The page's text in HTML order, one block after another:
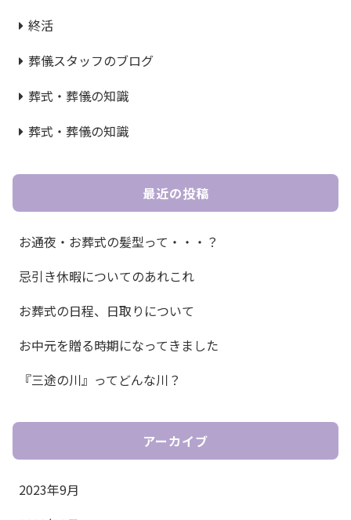
終活
葬儀スタッフのブログ
葬式・葬儀の知識
葬式・葬儀の知識
最近の投稿
お通夜・お葬式の髪型って・・・？
忌引き休暇についてのあれこれ
お葬式の日程、日取りについて
お中元を贈る時期になってきました
『三途の川』ってどんな川？
アーカイブ
2023年9月